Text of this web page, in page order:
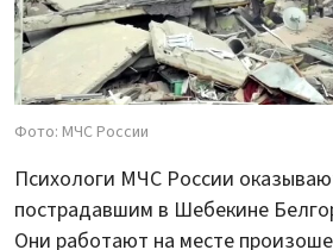
Фото: МЧС России
Психологи МЧС России
пострадавшим в Шебекине
Они работают на месте